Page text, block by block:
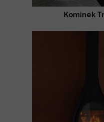
Kominek